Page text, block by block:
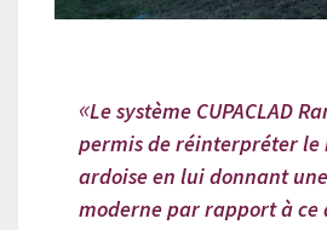
Le système CUPACLAD
permis de réinterpréter le
ardoise en lui donnant
moderne par rapport à